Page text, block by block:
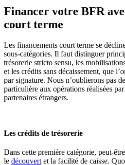
Financer votre BFR
court terme
Les financements court terme se
sous-catégories. Il faut distinguer
trésorerie stricto sensu, les
et les crédits sans décaissement, que
par signature. Nous n’oublierons pas
particulière aux opérations réalisées
partenaires étrangers.
Les crédits de trésorerie
Dans cette première catégorie, peut-
le découvertet la facilité de caisse.